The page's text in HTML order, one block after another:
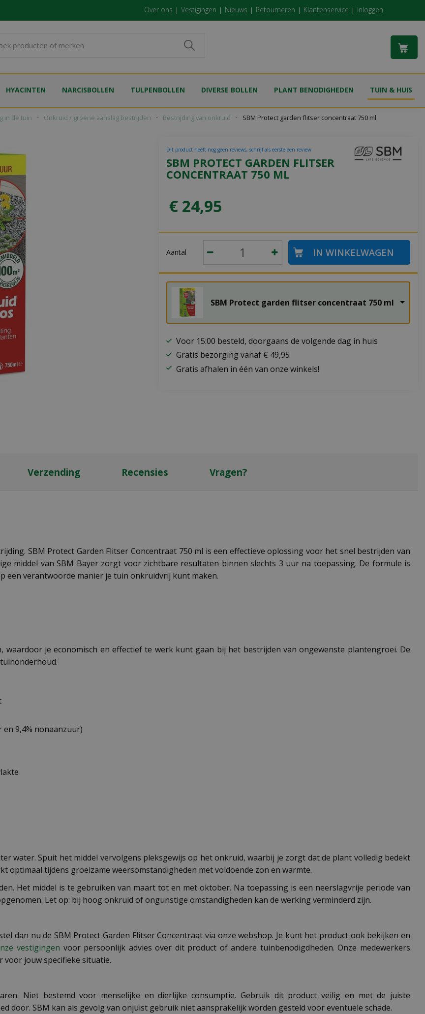
in de tuin Onkruid / groene aanslag bestrijden Bestrijding van onkruid SBM Protect garden flitser concentraat 750 ml
Over ons Vestigingen Nieuws Retourneren Klantenservice Inloggen
HYACINTEN NARCISBOLLEN TULPENBOLLEN DIVERSE BOLLEN PLANT BENODIGHEDEN TUIN & HUIS
SBM PROTECT GARDEN FLITSER
CONCENTRAAT 750 ML
Dit product heeft nog geen reviews, schrijf als eerste een review
€ 24,95
Aantal
SBM Protect garden flitser concentraat 750 ml
Voor 15:00 besteld, doorgaans de volgende dag in huis
Gratis bezorging vanaf € 49,95
Gratis afhalen in één van onze winkels!
Verzending Recensies Vragen?
SBM Protect Garden Flitser Concentraat 750 ml is een effectieve oplossing voor het snel bestrijden van
middel van SBM Bayer zorgt voor zichtbare resultaten binnen slechts 3 uur na toepassing. De formule is
een verantwoorde manier je tuin onkruidvrij kunt maken.
je economisch en effectief te werk kunt gaan bij het bestrijden van ongewenste plantengroei. De
en 9,4% nonaanzuur)
water. Spuit het middel vervolgens pleksgewijs op het onkruid, waarbij je zorgt dat de plant volledig bedekt
optimaal tijdens groeizame weersomstandigheden met voldoende zon en warmte.
Het middel is te gebruiken van maart tot en met oktober. Na toepassing is een neerslagvrije periode van
Let op: bij hoog onkruid of ongunstige omstandigheden kan de werking verminderd zijn.
dan nu de SBM Protect Garden Flitser Concentraat via onze webshop. Je kunt het product ook bekijken en
vestigingen voor persoonlijk advies over dit product of andere tuinbenodigdheden. Onze medewerkers
jouw specifieke situatie.
Niet bestemd voor menselijke en dierlijke consumptie. Gebruik dit product veilig en met de juiste
door. SBM kan als gevolg van onjuist gebruik niet aansprakelijk worden gesteld voor eventuele schade.